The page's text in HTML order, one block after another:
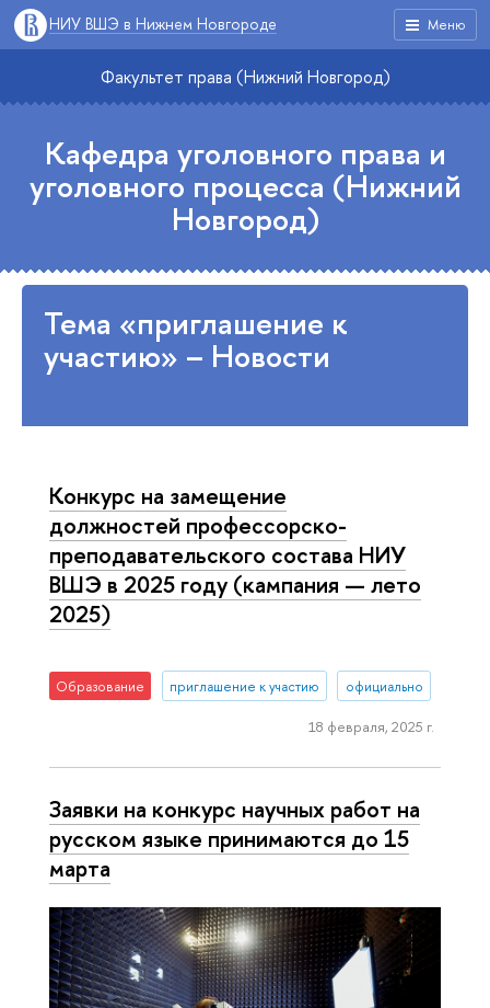
Меню
НИУ ВШЭ в Нижнем Новгороде
Факультет права (Нижний Новгород)
Кафедра уголовного права и
уголовного процесса (Нижний
Новгород)
Тема «приглашение к
участию» – Новости
Конкурс на замещение
должностей профессорско-
преподавательского состава НИУ
ВШЭ в 2025 году (кампания — лето
2025)
Образование приглашение к участию официально
18 февраля, 2025 г.
Заявки на конкурс научных работ на
русском языке принимаются до 15
марта